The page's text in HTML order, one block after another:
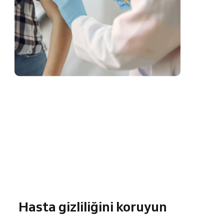
Hasta gizliliğini koruyun